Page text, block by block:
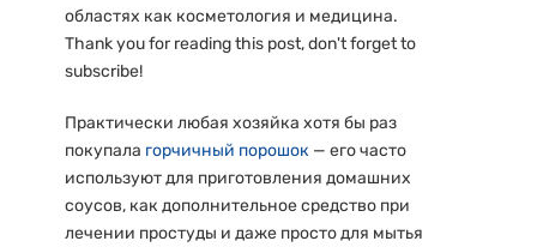
областях как косметология и медицина.
Thank you for reading this post, don't forget to
subscribe!
Практически любая хозяйка хотя бы раз
покупала горчичный порошок — его часто
используют для приготовления домашних
соусов, как дополнительное средство при
лечении простуды и даже просто для мытья